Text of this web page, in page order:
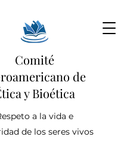
Comité
de
y Bioética
a la vida e
de los seres vivos